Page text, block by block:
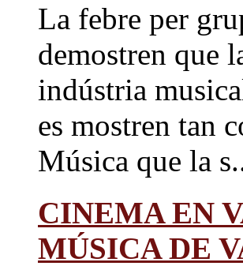
La febre per
demostren que
indústria
es mostren tan
Música que la
CINEMA EN
MÚSICA DE